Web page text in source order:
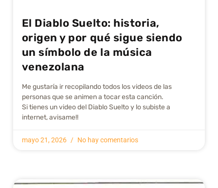
El Diablo Suelto: historia,
origen y por qué sigue siendo
un símbolo de la música
venezolana
Me gustarí­a ir recopilando todos los videos de las
personas que se animen a tocar esta canción.
Si tienes un video del Diablo Suelto y lo subiste a
internet, avisame!!
mayo 21, 2026 No hay comentarios